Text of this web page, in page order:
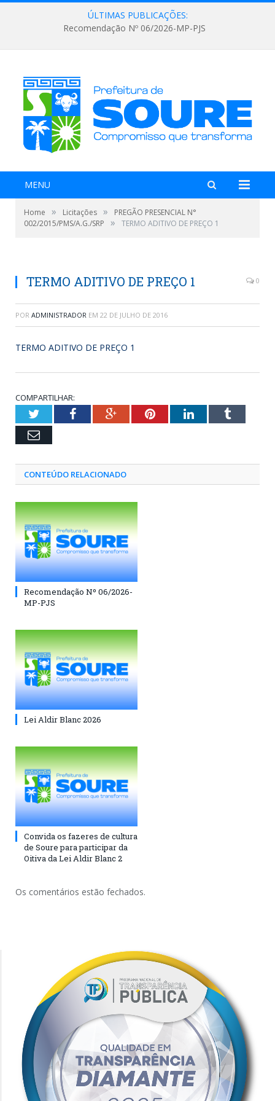
ÚLTIMAS PUBLICAÇÕES:
Recomendação Nº 06/2026-MP-PJS
MENU
Home » Licitações »
PREGÃO PRESENCIAL N°
002/2015/PMS/A.G./SRP
» TERMO ADITIVO DE PREÇO 1
TERMO ADITIVO DE PREÇO 1 0
POR ADMINISTRADOR EM 22 DE JULHO DE 2016
TERMO ADITIVO DE PREÇO 1
COMPARTILHAR:
TwitterFacebookGoogle+PinterestLinkedInTumblr
Email
CONTEÚDO RELACIONADO
Recomendação Nº 06/2026-
MP-PJS
Lei Aldir Blanc 2026
Convida os fazeres de cultura
de Soure para participar da
Oitiva da Lei Aldir Blanc 2
Os comentários estão fechados.